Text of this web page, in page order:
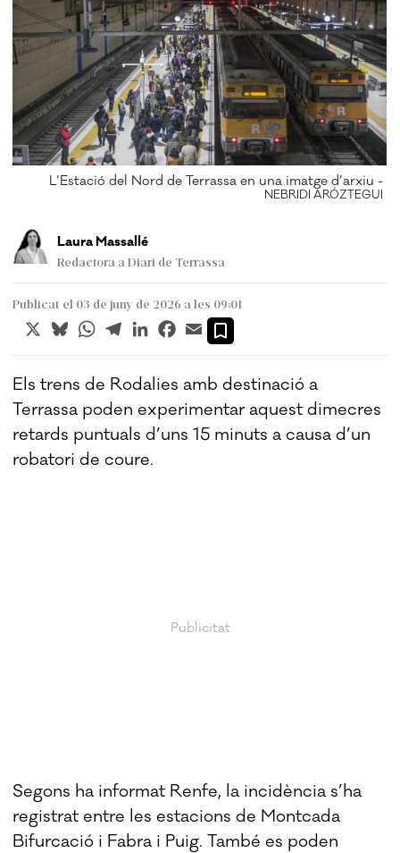
L’Estació del Nord de Terrassa en una imatge d’arxiu -
NEBRIDI ARÓZTEGUI
Laura Massallé
Redactora a Diari de Terrassa
Publicat el 03 de juny de 2026 a les 09:01
X BlueskyWhatsApp
TelegramLinkedInFacebook
Email
Els trens de Rodalies amb destinació a
Terrassa poden experimentar aquest dimecres
retards puntuals d’uns 15 minuts a causa d’un
robatori de coure.
Segons ha informat Renfe, la incidència s’ha
registrat entre les estacions de Montcada
Bifurcació i Fabra i Puig. També es poden